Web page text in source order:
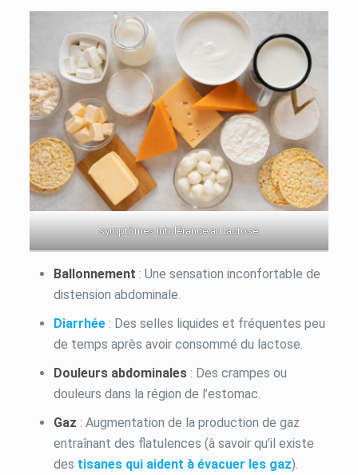
symptômes intolérance au lactose
Ballonnement : Une sensation inconfortable de
distension abdominale.
Diarrhée: Des selles liquides et fréquentes peu
de temps après avoir consommé du lactose.
Douleurs abdominales: Des crampes ou
douleurs dans la région de l’estomac.
Gaz : Augmentation de la production de gaz
entraînant des flatulences (à savoir qu’il existe
des tisanes qui aident à évacuer les gaz).